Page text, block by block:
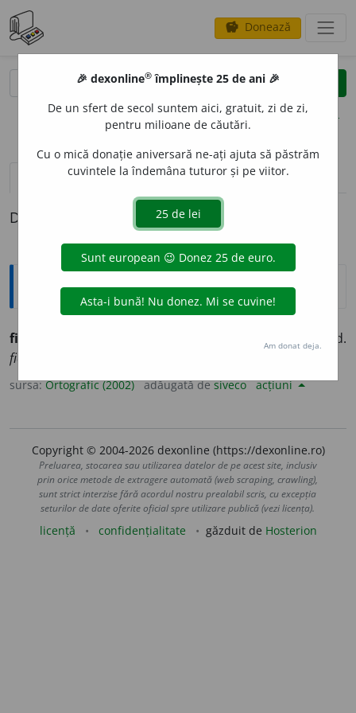
savings Donează
clear
opțiuni
definiții (1) pronunțievolume_up (50)
Definiția cu ID-ul 246059:
Ortografice DOOM
fiec
g.-d.
fiecăreia
sursa:Ortografic (2002) adăugată desiveco acțiuni
Copyright © 2004-2026 dexonline (https://dexonline.ro)
Preluarea, stocarea sau utilizarea datelor de pe acest site, inclusiv
prin orice metode de extragere automată (web scraping, crawling),
sunt strict interzise fără acordul nostru prealabil scris, cu excepția
seturilor de date oferite oficial spre utilizare publică (vezi licența).
licență confidențialitate găzduit de Hosterion
🎉 dexonline® împlinește 25 de ani 🎉
De un sfert de secol suntem aici, gratuit, zi de zi,
pentru milioane de căutări.
Cu o mică donație aniversară ne-ați ajuta să păstrăm
cuvintele la îndemâna tuturor și pe viitor.
Am donat deja.